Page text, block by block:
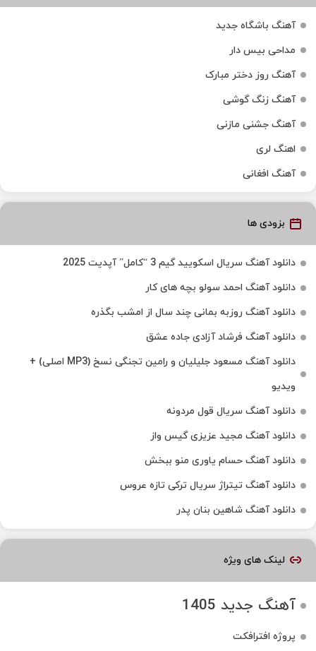
آهنگ باشگاه جدید
مداحی بیس دار
آهنگ روز دختر مبارک
آهنگ زنگ گوشی
آهنگ جشنی مازنی
اهنگ لری
آهنگ افغانی
بزودی ها
دانلود آهنگ سریال اسکویید گیم 3 “کامل” آپدیت 2025
دانلود آهنگ احمد سولو بچه های کار
دانلود آهنگ روزبه بمانی چند سال از امشب بگذره
دانلود آهنگ فرشاد آزادی جاده عشق
دانلود آهنگ مسعود جلیلیان و رامین تجنگی نسخ (MP3 اصلی) +
ویدیو
دانلود آهنگ سریال قول مردونه
دانلود آهنگ مجید عزیزی گیس واز
دانلود آهنگ حسام یاوری منو ببخش
دانلود آهنگ تیتراژ سریال ترکی تازه عروس
دانلود آهنگ شاهین بنان پدر
لینک های ویژه
آهنگ جدید 1405
پروژه افترافکت